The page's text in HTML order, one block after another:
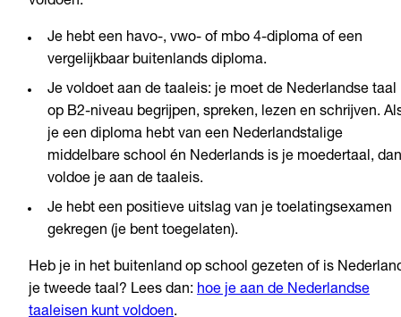
Je hebt een havo-, vwo- of mbo 4-diploma of een
vergelijkbaar buitenlands diploma.
Je voldoet aan de taaleis: je moet de Nederlandse taal
op B2-niveau begrijpen, spreken, lezen en schrijven.
je een diploma hebt van een Nederlandstalige
middelbare school én Nederlands is je moedertaal, dan
voldoe je aan de taaleis.
Je hebt een positieve uitslag van je toelatingsexamen
gekregen (je bent toegelaten).
Heb je in het buitenland op school gezeten of is
je tweede taal? Lees dan: hoe je aan de Nederlandse
taaleisen kunt voldoen.